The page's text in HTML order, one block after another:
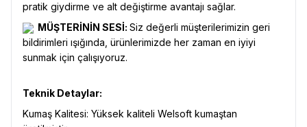
pratik giydirme ve alt değiştirme avantajı sağlar.
MÜŞTERİNİN SESİ: Siz değerli müşterilerimizin geri
bildirimleri ışığında, ürünlerimizde her zaman en iyiyi
sunmak için çalışıyoruz.
Teknik Detaylar:
Kumaş Kalitesi: Yüksek kaliteli Welsoft kumaştan